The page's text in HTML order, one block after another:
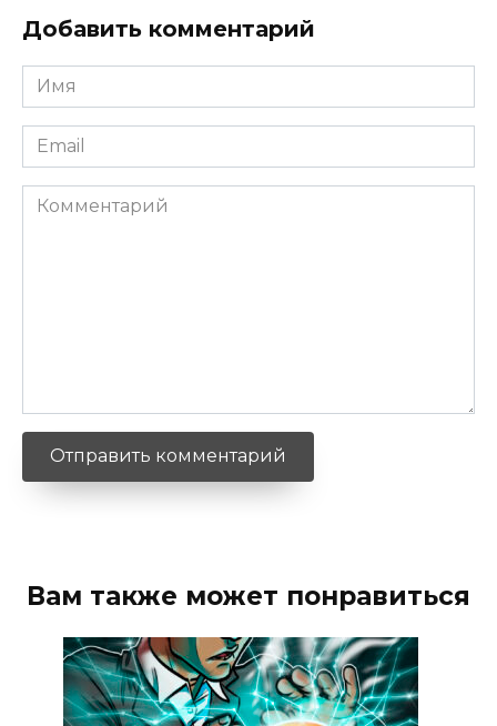
Добавить комментарий
Имя
*
Email
*
Комментарий
Вам также может понравиться